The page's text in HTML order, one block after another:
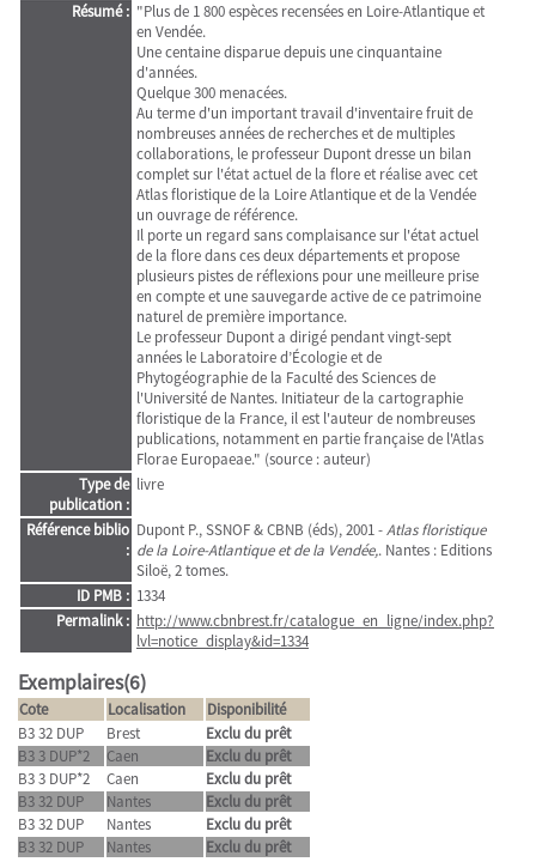
Résumé : "Plus de 1 800 espèces recensées en Loire-Atlantique et
en Vendée.
Une centaine disparue depuis une cinquantaine
d'années.
Quelque 300 menacées.
Au terme d'un important travail d'inventaire fruit de
nombreuses années de recherches et de multiples
collaborations, le professeur Dupont dresse un bilan
complet sur l'état actuel de la flore et réalise avec cet
Atlas floristique de la Loire Atlantique et de la Vendée
un ouvrage de référence.
Il porte un regard sans complaisance sur l'état actuel
de la flore dans ces deux départements et propose
plusieurs pistes de réflexions pour une meilleure prise
en compte et une sauvegarde active de ce patrimoine
naturel de première importance.
Le professeur Dupont a dirigé pendant vingt-sept
années le Laboratoire d’Écologie et de
Phytogéographie de la Faculté des Sciences de
l'Université de Nantes. Initiateur de la cartographie
floristique de la France, il est l'auteur de nombreuses
publications, notamment en partie française de l'Atlas
Florae Europaeae." (source : auteur)
Type de
publication :
livre
Référence biblio
:
Dupont P., SSNOF & CBNB (éds), 2001 -Atlas floristique
de la Loire-Atlantique et de la Vendée,. Nantes : Editions
Siloë, 2 tomes.
ID PMB : 1334
Permalink : http://www.cbnbrest.fr/catalogue_en_ligne/index.php?
lvl=notice_display&id=1334
Exemplaires(6)
Cote Localisation
Disponibilité
B3 32 DUP
Brest
Exclu du prêt
B3 3 DUP*2
Caen
Exclu du prêt
B3 3 DUP*2
Caen
Exclu du prêt
B3 32 DUP
Nantes
Exclu du prêt
B3 32 DUP
Nantes
Exclu du prêt
B3 32 DUP
Nantes Exclu du prêt